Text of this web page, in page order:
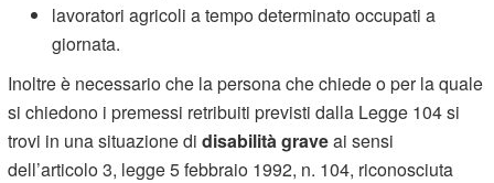
lavoratori agricoli a tempo determinato occupati a
giornata.
Inoltre è necessario che la persona che chiede o per la quale
si chiedono i premessi retribuiti previsti dalla Legge 104 si
trovi in una situazione didisabilità graveai sensi
dell’articolo 3, legge 5 febbraio 1992, n. 104, riconosciuta